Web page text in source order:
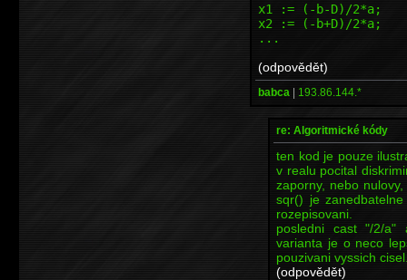
x1 := (-b-D)/2*a;
x2 := (-b+D)/2*a;
...
(odpovědět)
babca | 193.86.144.*
re: Algoritmické kódy
ten kod je pouze
v realu pocital
zaporny, nebo
sqr() je
rozepisovani.
posledni cast "/2/a"
varianta je o neco
pouzivani vyssich
(odpovědět)